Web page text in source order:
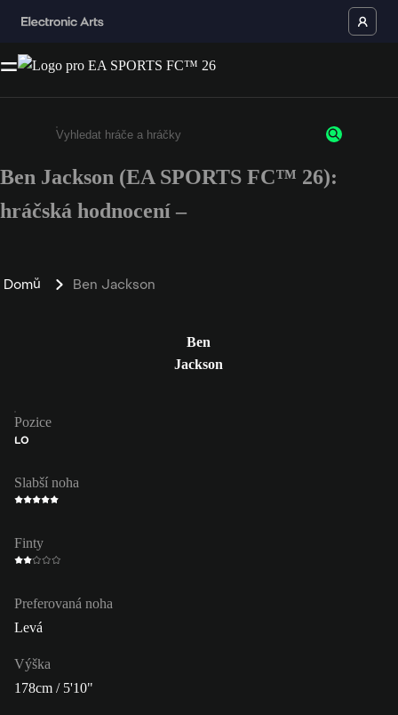
Enter a minimum of 3 characters or numbers
Ben Jackson (EA SPORTS FC™ 26):
hráčská hodnocení –
Domů Ben Jackson
Ben
Jackson
Pozice
LO
Slabší noha
Finty
Preferovaná noha
Levá
Výška
178cm / 5'10"